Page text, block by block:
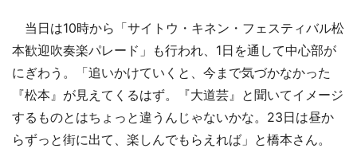
当日は10時から「サイトウ・キネン・フェスティバル松
本歓迎吹奏楽パレード」も行われ、1日を通して中心部が
にぎわう。「追いかけていくと、今まで気づかなかった
『松本』が見えてくるはず。『大道芸』と聞いてイメージ
するものとはちょっと違うんじゃないかな。23日は昼か
らずっと街に出て、楽しんでもらえれば」と橋本さん。